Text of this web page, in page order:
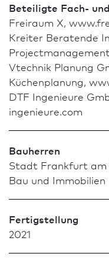
Beteiligte Fach-
Freiraum X,
Kreiter Beratende
Vtechnik Planung
Küchenplanung,
DTF Ingenieure
ingenieure.com
Bauherren
Stadt Frank­furt am
Bau und Immobilien
Fertigstellung
2021